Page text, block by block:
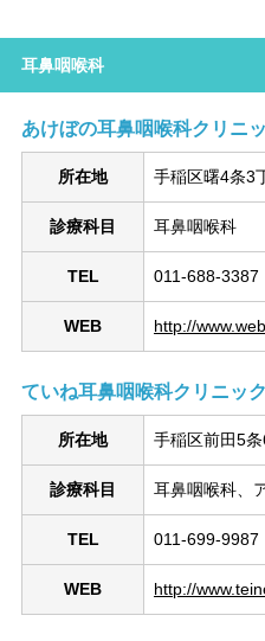
耳鼻咽喉科
あけぼの耳鼻咽喉科クリニ
所在地 手稲区曙4条3
診療科目 耳鼻咽喉科
TEL 011-688-3387
WEB http://
ていね耳鼻咽喉科クリニック
所在地 手稲区前田5
診療科目 耳鼻咽喉科、
TEL 011-699-9987
WEB http://